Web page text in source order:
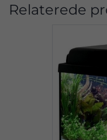
Relaterede